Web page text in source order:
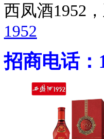
西凤酒1952
1952
招商电话：